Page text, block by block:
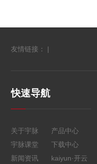
友情链接： |
快速导航
关于宇脉
产品中心
宇脉课堂
下载中心
新闻资讯
kaiyun·开云